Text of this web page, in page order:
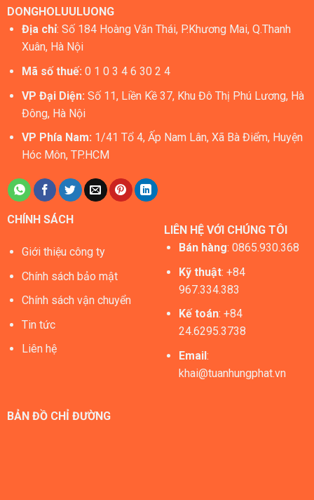
DONGHOLUULUONG
Địa chỉ: Số 184 Hoàng Văn Thái, P.Khương Mai, Q.Thanh
Xuân, Hà Nội
Mã số thuế: 0 1 0 3 4 6 30 2 4
VP Đại Diện: Số 11, Liền Kề 37, Khu Đô Thị Phú Lương, Hà
Đông, Hà Nội
VP Phía Nam: 1/41 Tổ 4, Ấp Nam Lân, Xã Bà Điểm, Huyện
Hóc Môn, TP.HCM
CHÍNH SÁCH
Giới thiệu công ty
Chính sách bảo mật
Chính sách vận chuyển
Tin tức
Liên hệ
LIÊN HỆ VỚI CHÚNG TÔI
Bán hàng: 0865.930.368
Kỹ thuật: +84
967.334.383
Kế toán: +84
24.6295.3738
Email:
khai@tuanhungphat.vn
BẢN ĐỒ CHỈ ĐƯỜNG